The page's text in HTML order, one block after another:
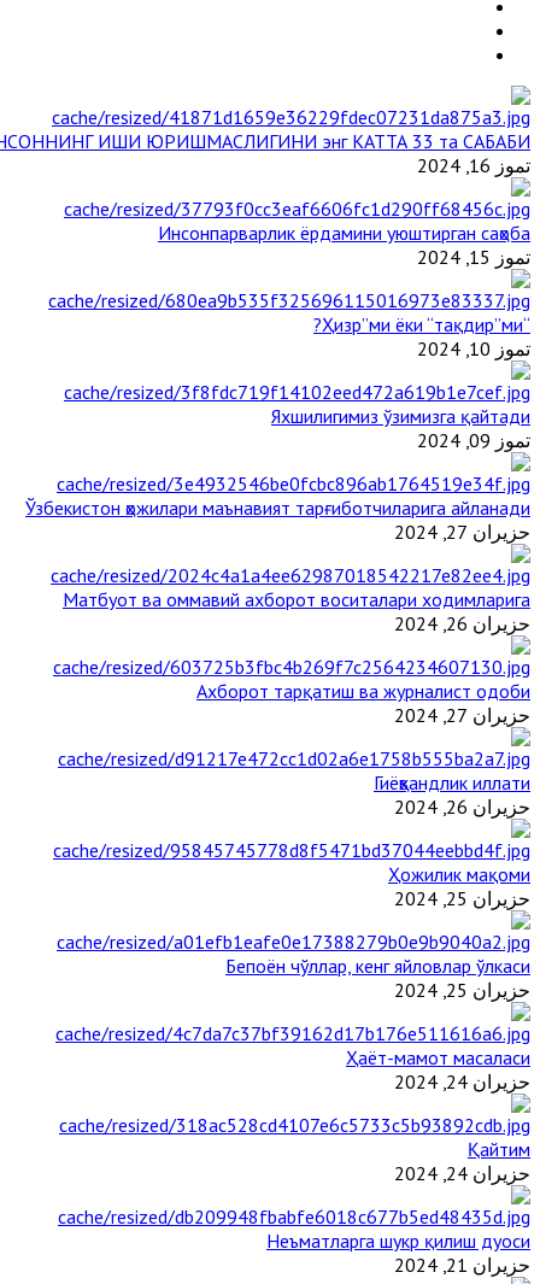
ИШИ ЮРИШМАСЛИГИНИ энг КАТТА 33 та САБАБИ
تموز 16, 2024
Инсонпарварлик ёрдамини уюштирган саҳоба
تموز 15, 2024
“Ҳизр”ми ёки “тақдир”ми?
تموز 10, 2024
Яхшилигимиз ўзимизга қайтади
تموز 09, 2024
Ўзбекистон ҳожилари маънавият тарғиботчиларига айланади
حزيران 27, 2024
Матбуот ва оммавий ахборот воситалари ходимларига
حزيران 26, 2024
Ахборот тарқатиш ва журналист одоби
حزيران 27, 2024
Гиёҳвандлик иллати
حزيران 26, 2024
Ҳожилик мақоми
حزيران 25, 2024
Бепоён чўллар, кенг яйловлар ўлкаси
حزيران 25, 2024
Ҳаёт-мамот масаласи
حزيران 24, 2024
Қайтим
حزيران 24, 2024
Неъматларга шукр қилиш дуоси
حزيران 21, 2024